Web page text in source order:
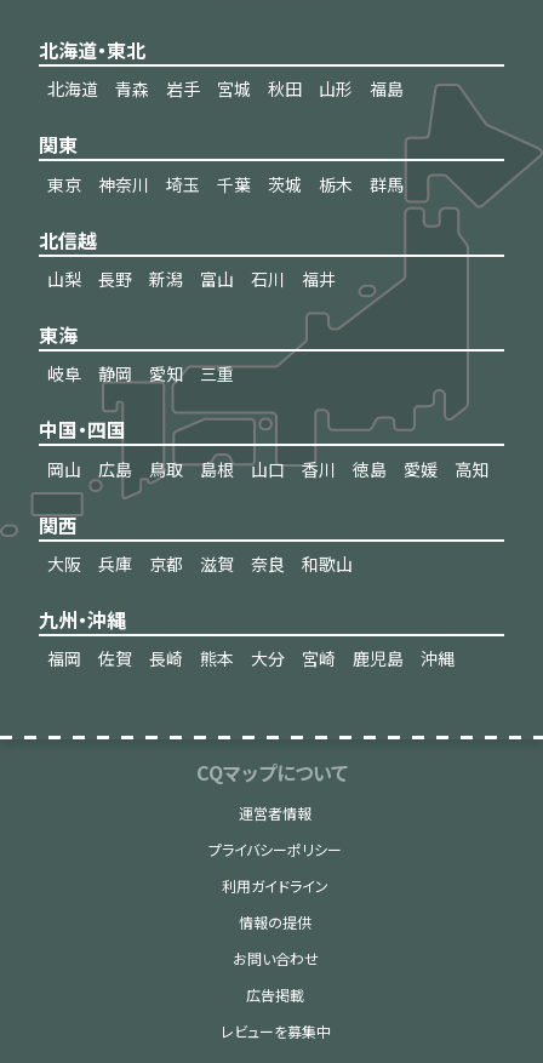
北海道・東北
北海道 青森 岩手 宮城 秋田 山形 福島
関東
東京 神奈川 埼玉 千葉 茨城 栃木 群馬
北信越
山梨 長野 新潟 富山 石川 福井
東海
岐阜 静岡 愛知 三重
中国・四国
岡山 広島 鳥取 島根 山口 香川 徳島 愛媛 高知
関西
大阪 兵庫 京都 滋賀 奈良 和歌山
九州・沖縄
福岡 佐賀 長崎 熊本 大分 宮崎 鹿児島 沖縄
CQマップについて
運営者情報
プライバシーポリシー
利用ガイドライン
情報の提供
お問い合わせ
広告掲載
レビューを募集中